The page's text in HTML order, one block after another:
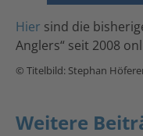
Hier sind die
Anglers“ seit 2008
© Titelbild: Stephan
Weitere